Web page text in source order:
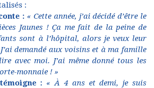
:
: « Cette année, j’ai décidé d’être le
Jaunes ! Ça me fait de la peine de
sont à l’hôpital, alors je veux leur
demandé aux voisins et à ma famille
avec moi. J’ai même donné tous les
monnaie ! »
témoigne : « À 4 ans et demi, je suis